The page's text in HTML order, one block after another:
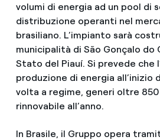
volumi di energia ad un pool di
distribuzione operanti nel
brasiliano. L’impianto sarà
municipalità di São Gonçalo do
Stato del Piauí. Si prevede che
produzione di energia all’inizio
volta a regime, generi oltre 850
rinnovabile all’anno.
In Brasile, il Gruppo opera